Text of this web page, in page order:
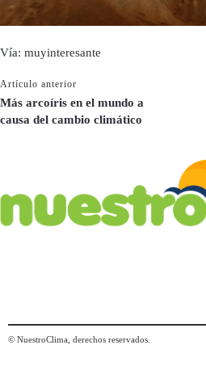
Vía: muyinteresante
Artículo anterior
Más arcoíris en el mundo a
causa del cambio climático
© NuestroClima, derechos reservados.